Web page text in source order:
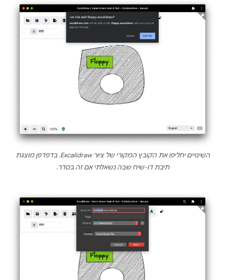
השינויים יחליפו את הקובץ המקורי של ציור Excalidraw. בדפדפן מוצגת
תיבת דו-שיח שבה נשאלתי אם זה בסדר.